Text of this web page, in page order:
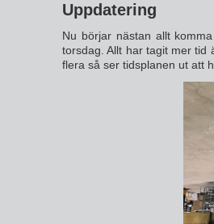
Uppdatering
Nu börjar nästan allt
torsdag. Allt har tagit mer tid
flera så ser tidsplanen ut att